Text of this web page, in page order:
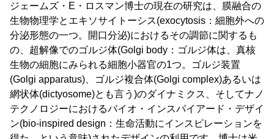
ジェームズ・E・ロスマン博士の現在の研究は、膜融合の
生物物理学とエキソサイトーシス(exocytosis：細胞外への
分泌形態の一つ。開口分泌)におけるその調節に関するも
の、超解像でのゴルジ体(Golgi body：ゴルジ体は、真核
生物の細胞にみられる細胞小器官の1つ。ゴルジ装置
(Golgi apparatus)、ゴルジ複合体(Golgi complex)あるいは
網状体(dictyosome)とも言う)のダイナミクス、そしてナノ
テクノロジーにおけるバイオ・インスパイアード・デザイ
ン(bio-inspired design：生命活動にインスピレーションを